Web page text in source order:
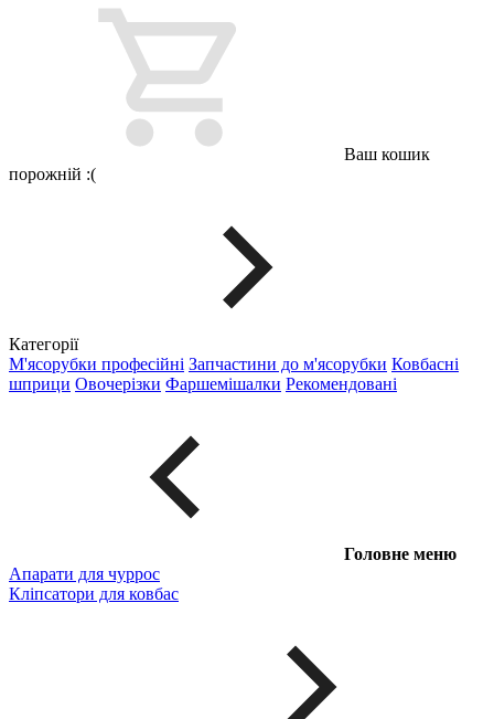
Ваш кошик
порожній :(
Категорії
М'ясорубки професійні Запчастини до м'ясорубки Ковбасні
шприци Овочерізки Фаршемішалки Рекомендовані
Головне меню
Апарати для чуррос
Кліпсатори для ковбас